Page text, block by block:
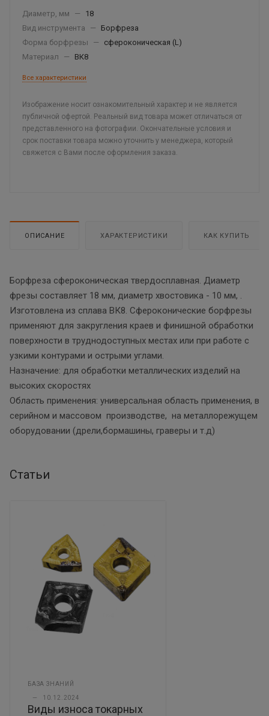
Диаметр, мм —
18
Вид инструмента
— Борфреза
Форма борфрезы
—
сфероконическая (L)
Материал
— ВК8
Все характеристики
Изображение носит ознакомительный характер и не является
публичной офертой. Реальный вид товара может отличаться от
представленного на фотографии. Окончательные условия и
срок поставки товара можно уточнить у менеджера, который
свяжется с Вами после оформления заказа.
ОПИСАНИЕ ХАРАКТЕРИСТИКИ КАК КУПИТЬ
Борфреза сфероконическая твердосплавная. Диаметр
фрезы составляет 18 мм, диаметр хвостовика - 10 мм, .
Изготовлена из сплава ВК8. Сфероконические борфрезы
применяют для закругления краев и финишной обработки
поверхности в труднодоступных местах или при работе с
узкими контурами и острыми углами.
Назначение: для обработки металлических изделий на
высоких скоростях
Область применения: универсальная область применения, в
серийном и массовом производстве, на металлорежущем
оборудовании (дрели,бормашины, граверы и т.д)
Статьи
БАЗА ЗНАНИЙ
— 10.12.2024
Виды износа токарных